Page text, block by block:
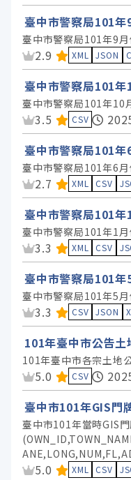
臺中市警察局101
臺中市警察局101年9
資料集評分：
2.9 XML JSON
臺中市警察局101
臺中市警察局101年10
資料集評分：
3.5 CSV
臺中市警察局101
臺中市警察局101年6
資料集評分：
2.7 XML CSV
臺中市警察局101
臺中市警察局101年1
資料集評分：
3.3 XML CSV
臺中市警察局101
臺中市警察局101年5
資料集評分：
3.3 CSV JSON
101年臺中市公告土
101年臺中市各宗土地
資料集評分：
5.0 CSV
臺中市101年GIS門
臺中市101年當時GIS
資料集評分：
5.0 XML CSV